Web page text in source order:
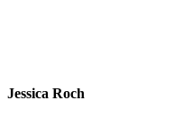
Jessica Roch